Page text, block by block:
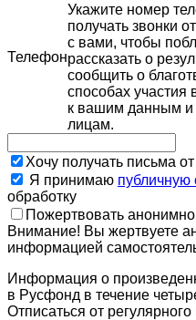
Телефон
Укажите номер
получать звонки
с вами, чтобы
рассказать о
сообщить о
способах
к вашим данным и
лицам.
Хочу получать письма
Я принимаю публичную
обработку
Пожертвовать анонимно
Внимание! Вы жертвуете
информацией
Информация о
в Русфонд в течение
Отписаться от